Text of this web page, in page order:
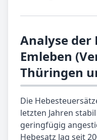
Analyse der
Emleben
Thüringen
Die
letzten Jahren
geringfügig
Hebesatz lag seit